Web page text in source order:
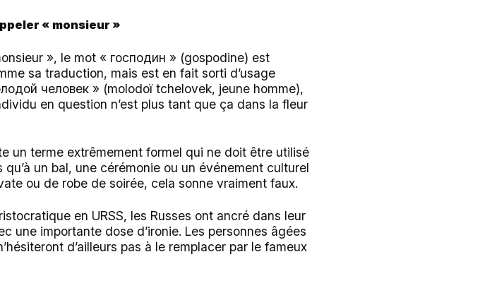
« monsieur »
», le mot « господин » (gospodine) est
sa traduction, mais est en fait sorti d’usage
человек » (molodoï tchelovek, jeune homme),
en question n’est plus tant que ça dans la fleur
un terme extrêmement formel qui ne doit être utilisé
un bal, une cérémonie ou un événement culturel
ou de robe de soirée, cela sonne vraiment faux.
en URSS, les Russes ont ancré dans leur
une importante dose d’ironie. Les personnes âgées
d’ailleurs pas à le remplacer par le fameux